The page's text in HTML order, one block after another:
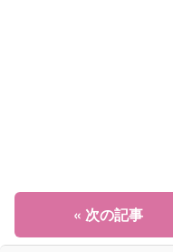
« 次の記事